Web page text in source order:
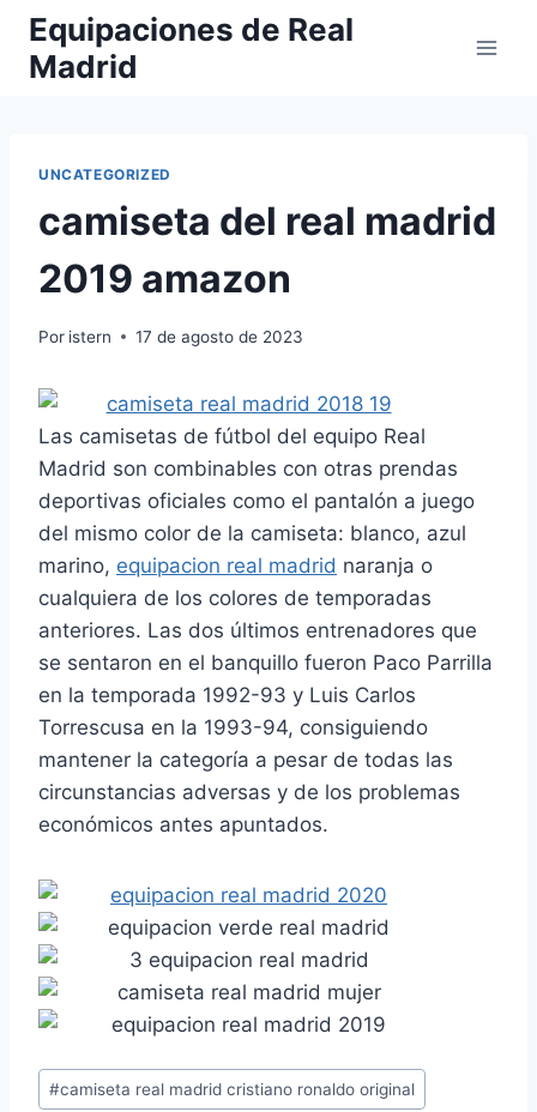
Saltar
contenido
Equipaciones de Real
Madrid
UNCATEGORIZED
camiseta del real madrid
2019 amazon
Por istern 17 de agosto de 2023
Las camisetas de fútbol del equipo Real
Madrid son combinables con otras prendas
deportivas oficiales como el pantalón a juego
del mismo color de la camiseta: blanco, azul
marino, equipacion real madrid naranja o
cualquiera de los colores de temporadas
anteriores. Las dos últimos entrenadores que
se sentaron en el banquillo fueron Paco Parrilla
en la temporada 1992-93 y Luis Carlos
Torrescusa en la 1993-94, consiguiendo
mantener la categoría a pesar de todas las
circunstancias adversas y de los problemas
económicos antes apuntados.
Etiquetas
#camiseta real madrid cristiano ronaldo original